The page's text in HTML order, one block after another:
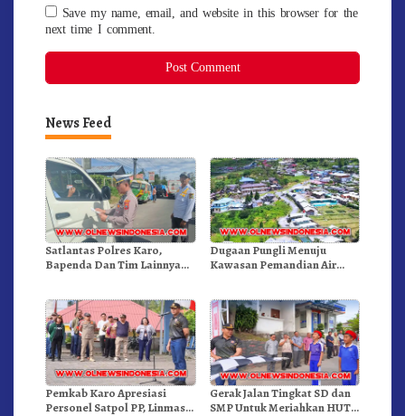
Save my name, email, and website in this browser for the
next time I comment.
News Feed
Satlantas Polres Karo,
Bapenda Dan Tim Lainnya
Dugaan Pungli Menuju
Kawasan Pemandian Air
Pemkab Karo Apresiasi
Personel Satpol PP, Linmas,
Gerak Jalan Tingkat SD dan
SMP Untuk Meriahkan HUT